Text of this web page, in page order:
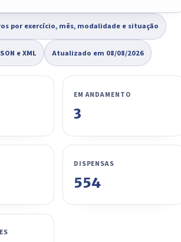
por exercício, mês, modalidade e situação
e XML Atualizado em 08/08/2026
EM ANDAMENTO
3
DISPENSAS
554